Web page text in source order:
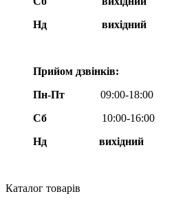
Нд
вихідний
Прийом дзвінків:
Пн-Пт
09:00-18:00
Сб
10:00-16:00
Нд вихідний
Каталог товарів